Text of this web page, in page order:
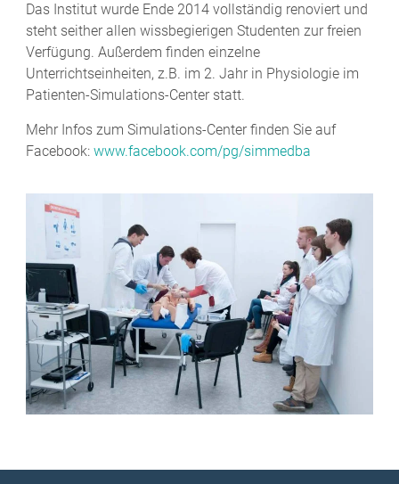
Das Institut wurde Ende 2014 vollständig renoviert und
steht seither allen wissbegierigen Studenten zur freien
Verfügung. Außerdem finden einzelne
Unterrichtseinheiten, z.B. im 2. Jahr in Physiologie im
Patienten-Simulations-Center statt.
Mehr Infos zum Simulations-Center finden Sie auf
Facebook: www.facebook.com/pg/simmedba